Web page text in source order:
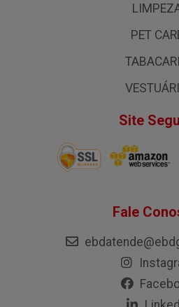
PET
Site
Fale